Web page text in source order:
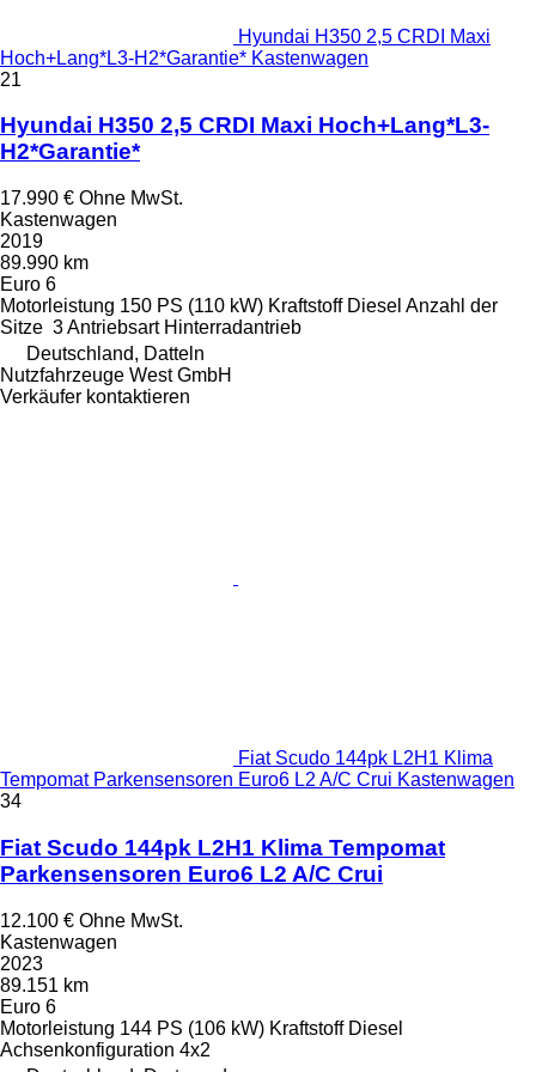
Hyundai H350 2,5 CRDI Maxi
Hoch+Lang*L3-H2*Garantie* Kastenwagen
21
Hyundai H350 2,5 CRDI Maxi Hoch+Lang*L3-
H2*Garantie*
17.990 € Ohne MwSt.
Kastenwagen
2019
89.990 km
Euro 6
Motorleistung 150 PS (110 kW) Kraftstoff Diesel Anzahl der
Sitze 3Antriebsart Hinterradantrieb
Deutschland, Datteln
Nutzfahrzeuge West GmbH
Verkäufer kontaktieren
Fiat Scudo 144pk L2H1 Klima
Tempomat Parkensensoren Euro6 L2 A/C Crui Kastenwagen
34
Fiat Scudo 144pk L2H1 Klima Tempomat
Parkensensoren Euro6 L2 A/C Crui
12.100 € Ohne MwSt.
Kastenwagen
2023
89.151 km
Euro 6
Motorleistung 144 PS (106 kW) Kraftstoff Diesel
Achsenkonfiguration 4x2